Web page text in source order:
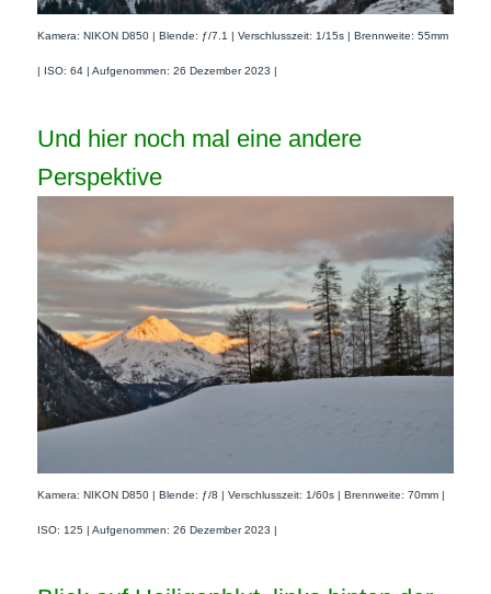
Kamera: NIKON D850 | Blende: ƒ/7.1 | Verschlusszeit: 1/15s | Brennweite: 55mm
| ISO: 64 | Aufgenommen: 26 Dezember 2023 |
Und hier noch mal eine andere
Perspektive
Kamera: NIKON D850 | Blende: ƒ/8 | Verschlusszeit: 1/60s | Brennweite: 70mm |
ISO: 125 | Aufgenommen: 26 Dezember 2023 |